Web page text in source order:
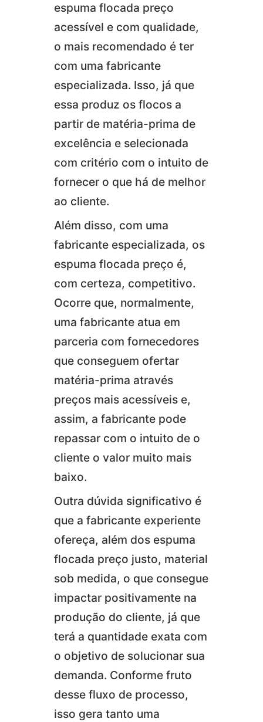
espuma flocada preço
acessível e com qualidade,
o mais recomendado é ter
com uma fabricante
especializada. Isso, já que
essa produz os flocos a
partir de matéria-prima de
excelência e selecionada
com critério com o intuito de
fornecer o que há de melhor
ao cliente.
Além disso, com uma
fabricante especializada, os
espuma flocada preço é,
com certeza, competitivo.
Ocorre que, normalmente,
uma fabricante atua em
parceria com fornecedores
que conseguem ofertar
matéria-prima através
preços mais acessíveis e,
assim, a fabricante pode
repassar com o intuito de o
cliente o valor muito mais
baixo.
Outra dúvida significativo é
que a fabricante experiente
ofereça, além dos espuma
flocada preço justo, material
sob medida, o que consegue
impactar positivamente na
produção do cliente, já que
terá a quantidade exata com
o objetivo de solucionar sua
demanda. Conforme fruto
desse fluxo de processo,
isso gera tanto uma